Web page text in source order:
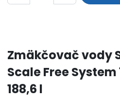
Zmäkčovač vody
Scale Free System
188,6 l